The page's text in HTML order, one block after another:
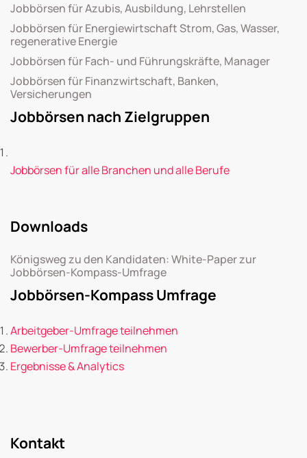
Jobbörsen für Azubis, Ausbildung, Lehrstellen
Jobbörsen für Energiewirtschaft Strom, Gas, Wasser,
regenerative Energie
Jobbörsen für Fach- und Führungskräfte, Manager
Jobbörsen für Finanzwirtschaft, Banken,
Versicherungen
Jobbörsen nach Zielgruppen
Jobbörsen für alle Branchen und alle Berufe
Downloads
Königsweg zu den Kandidaten: White-Paper zur
Jobbörsen-Kompass-Umfrage
Jobbörsen-Kompass Umfrage
Arbeitgeber-Umfrage teilnehmen
Bewerber-Umfrage teilnehmen
Ergebnisse & Analytics
Kontakt